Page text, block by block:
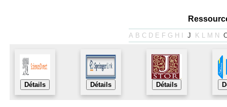
A B C D E F G H J K L M N
Détails Détails Détails